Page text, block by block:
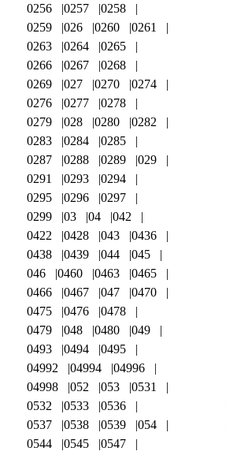
0256
0257
0258
0259
026 0260
0261
0263
0264
0265
0266
0267
0268
0269
027 0270
0274
0276
0277
0278
0279
028 0280
0282
0283
0284
0285
0287
0288 0289
029
0291
0293
0294
0295
0296
0297
0299
03 04
042
0422
0428 043
0436
0438
0439 044
045
046
0460 0463
0465
0466
0467 047
0470
0475
0476
0478
0479
048 0480
049
0493
0494
0495
04992
04994
04996
04998
052 053
0531
0532
0533
0536
0537
0538 0539
054
0544
0545
0547